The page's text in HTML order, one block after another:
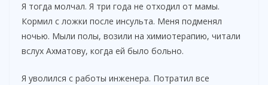
Я тогда молчал. Я три года не отходил от мамы.
Кормил с ложки после инсульта. Меня подменял
ночью. Мыли полы, возили на химиотерапию, читали
вслух Ахматову, когда ей было больно.
Я уволился с работы инженера. Потратил все